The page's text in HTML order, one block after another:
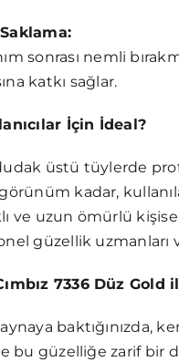
sonrası nemli
katkı sağlar.
İçin İdeal?
üstü tüylerde
kadar,
ve uzun ömürlü
güzellik uzmanları
7336 Düz
baktığınızda,
bu güzelliğe zarif bir